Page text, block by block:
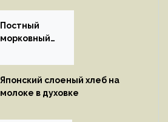
Постный
морковный
Японский слоеный хлеб на
молоке в духовке